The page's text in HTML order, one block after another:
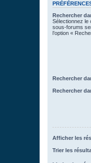
Rechercher
Sélectionnez le
sous-forums
l’option «
Rechercher
Rechercher
Afficher les
Trier les